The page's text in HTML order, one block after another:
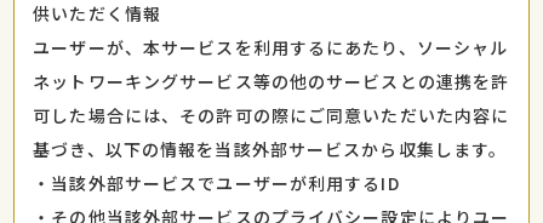
供いただく情報
ユーザーが、本サービスを利用するにあたり、ソーシャル
ネットワーキングサービス等の他のサービスとの連携を許
可した場合には、その許可の際にご同意いただいた内容に
基づき、以下の情報を当該外部サービスから収集します。
・当該外部サービスでユーザーが利用するID
・その他当該外部サービスのプライバシー設定によりユー